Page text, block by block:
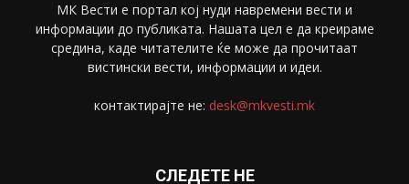
МК Вести е портал коj нуди навремени вести и
информации до публиката. Нашата цел е да креираме
средина, каде читателите ќе може да прочитаат
вистински вести, информации и идеи.
контактирајте не: desk@mkvesti.mk
СЛЕДЕТЕ НЕ